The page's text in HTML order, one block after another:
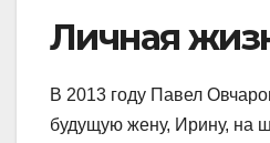
Личная
В 2013 году Павел
будущую жену, Ирину, на